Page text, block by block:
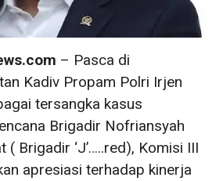
– Pasca di
Kadiv Propam Polri Irjen
tersangka kasus
Brigadir Nofriansyah
( Brigadir ‘J’…..red), Komisi III
apresiasi terhadap kinerja